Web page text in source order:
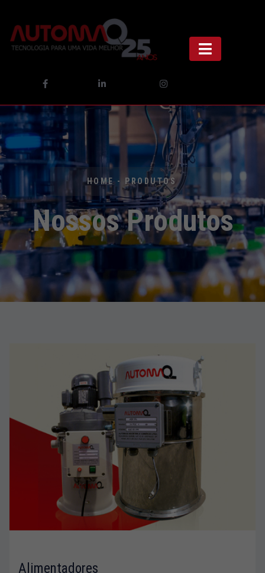
Produtos
HOME - PRODUTOS
Nossos Produtos
Alimentadores